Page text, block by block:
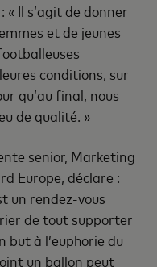
Il s’agit de donner
et de jeunes
conditions, sur
qu’au final, nous
de qualité. »
senior, Marketing
Europe, déclare :
un rendez-vous
de tout supporter
but à l’euphorie du
un ballon peut